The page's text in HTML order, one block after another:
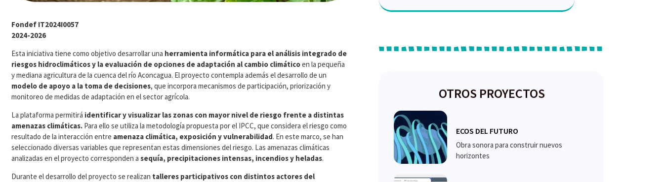
Fondef IT2024I0057
2024-2026
Esta iniciativa tiene como objetivo desarrollar una herramienta informática para el análisis integrado de
riesgos hidroclimáticos y la evaluación de opciones de adaptación al cambio climáticoen la pequeña
y mediana agricultura de la cuenca del río Aconcagua. El proyecto contempla además el desarrollo de un
modelo de apoyo a la toma de decisiones, que incorpora mecanismos de participación, priorización y
monitoreo de medidas de adaptación en el sector agrícola.
La plataforma permitirá identificar y visualizar las zonas con mayor nivel de riesgo frente a distintas
amenazas climáticas. Para ello se utiliza la metodología propuesta por el IPCC, que considera el riesgo como
resultado de la interacción entre amenaza climática, exposición y vulnerabilidad. En este marco, se han
seleccionado diversas variables que representan estas dimensiones del riesgo. Las amenazas climáticas
analizadas en el proyecto corresponden a sequía, precipitaciones intensas, incendios y heladas.
Durante el desarrollo del proyecto se realizan talleres participativos con distintos actores del
OTROS PROYECTOS
ECOS DEL FUTURO
Obra sonora para construir nuevos
horizontes